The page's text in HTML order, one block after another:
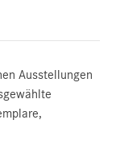
Ausstellungen